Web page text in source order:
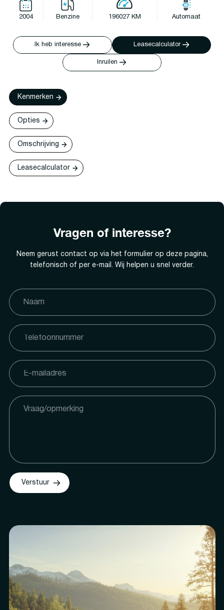
2004 Benzine 196027 KM Automaat
Ik heb interesse Leasecalculator
Inruilen
Kenmerken
Opties
Omschrijving
Leasecalculator
Vragen of interesse?
Neem gerust contact op via het formulier op deze pagina,
telefonisch of per e-mail. Wij helpen u snel verder.
Verstuur